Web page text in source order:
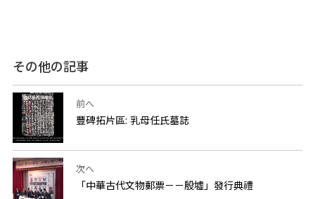
その他の記事
前へ
豐碑拓片區: 乳母任氏墓誌
次へ
「中華古代文物郵票－－殷墟」發行典禮